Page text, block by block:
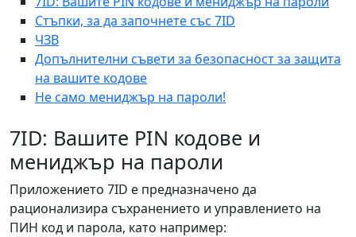
Стъпки, за да започнете със 7ID
ЧЗВ
Допълнителни съвети за безопасност за защита
на вашите кодове
Не само мениджър на пароли!
7ID: Вашите PIN кодове и
мениджър на пароли
Приложението 7ID е предназначено да
рационализира съхранението и управлението на
ПИН код и парола, като например: